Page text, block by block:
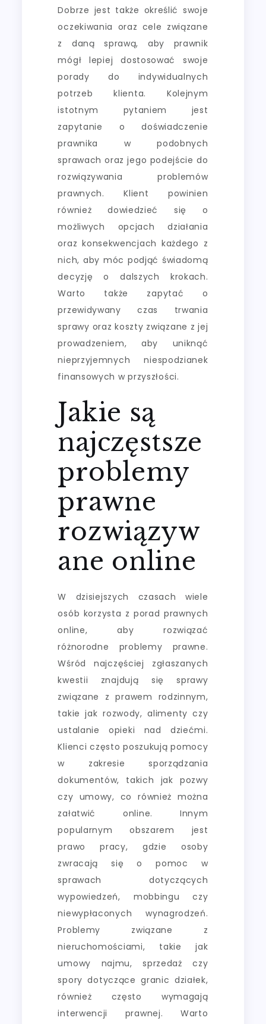
Dobrze jest także określić swoje
oczekiwania oraz cele związane
z daną sprawą, aby prawnik
mógł lepiej dostosować swoje
porady do indywidualnych
potrzeb klienta. Kolejnym
istotnym pytaniem jest
zapytanie o doświadczenie
prawnika w podobnych
sprawach oraz jego podejście do
rozwiązywania problemów
prawnych. Klient powinien
również dowiedzieć się o
możliwych opcjach działania
oraz konsekwencjach każdego z
nich, aby móc podjąć świadomą
decyzję o dalszych krokach.
Warto także zapytać o
przewidywany czas trwania
sprawy oraz koszty związane z jej
prowadzeniem, aby uniknąć
nieprzyjemnych niespodzianek
finansowych w przyszłości.
Jakie są
najczęstsze
problemy
prawne
rozwiązyw
ane online
W dzisiejszych czasach wiele
osób korzysta z porad prawnych
online, aby rozwiązać
różnorodne problemy prawne.
Wśród najczęściej zgłaszanych
kwestii znajdują się sprawy
związane z prawem rodzinnym,
takie jak rozwody, alimenty czy
ustalanie opieki nad dziećmi.
Klienci często poszukują pomocy
w zakresie sporządzania
dokumentów, takich jak pozwy
czy umowy, co również można
załatwić online. Innym
popularnym obszarem jest
prawo pracy, gdzie osoby
zwracają się o pomoc w
sprawach dotyczących
wypowiedzeń, mobbingu czy
niewypłaconych wynagrodzeń.
Problemy związane z
nieruchomościami, takie jak
umowy najmu, sprzedaż czy
spory dotyczące granic działek,
również często wymagają
interwencji prawnej. Warto